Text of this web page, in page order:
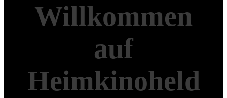
Willkommen
auf
Heimkinoheld